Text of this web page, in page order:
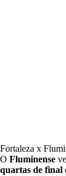
Fortaleza x
O Fluminense
quartas de final